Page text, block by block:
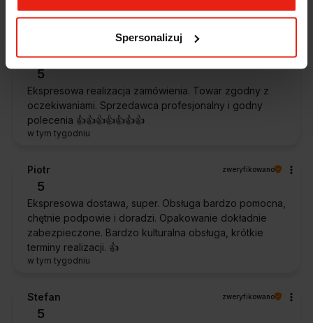
Spersonalizuj
w tym tygodniu
Magdalena zweryfikowano
5
Ekspresowa realizacja zamówienia. Towar zgodny z
oczekiwaniami. Sprzedawca profesjonalny i godny
polecenia 👍️👍️👍️👍️👍️👍️👍️
w tym tygodniu
Piotr zweryfikowano
5
Ekspresowa dostawa, super. Obsługa bardzo pomocna,
chętnie podpowie i doradzi. Opakowanie dokładnie
zabezpieczone. Bardzo kulturalna obsługa, krótkie
terminy realizacji. 👍️
w tym tygodniu
Stefan zweryfikowano
5